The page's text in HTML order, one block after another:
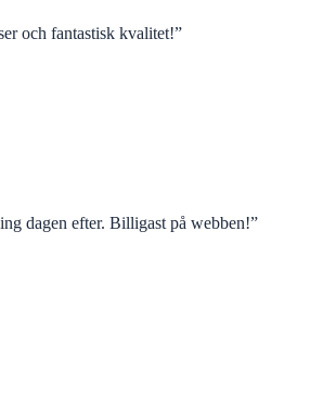
och fantastisk kvalitet!”
dagen efter. Billigast på webben!”